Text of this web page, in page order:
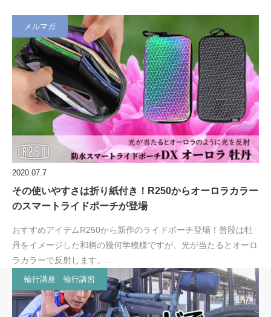
メルマガ
2020.07.7
その使いやすさは折り紙付き！R250からオーロラカラー
のスマートライドポーチが登場
おすすめアイテムR250から新作のライドポーチ登場！普段は牡
丹をイメージした和柄の幾何学模様ですが、光が当たるとオーロ
ラカラーで反射します。…
輪行講座 輪行講習